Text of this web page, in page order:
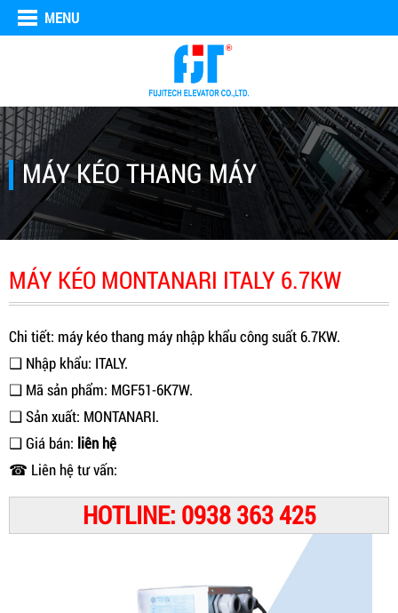
MENU
MÁY KÉO THANG MÁY
MÁY KÉO MONTANARI ITALY 6.7KW
Chi tiết: máy kéo thang máy nhập khẩu công suất 6.7KW.
❑ Nhập khẩu: ITALY.
❑ Mã sản phẩm: MGF51-6K7W.
❑ Sản xuất: MONTANARI.
❑ Giá bán: liên hệ
☎ Liên hệ tư vấn:
HOTLINE: 0938 363 425